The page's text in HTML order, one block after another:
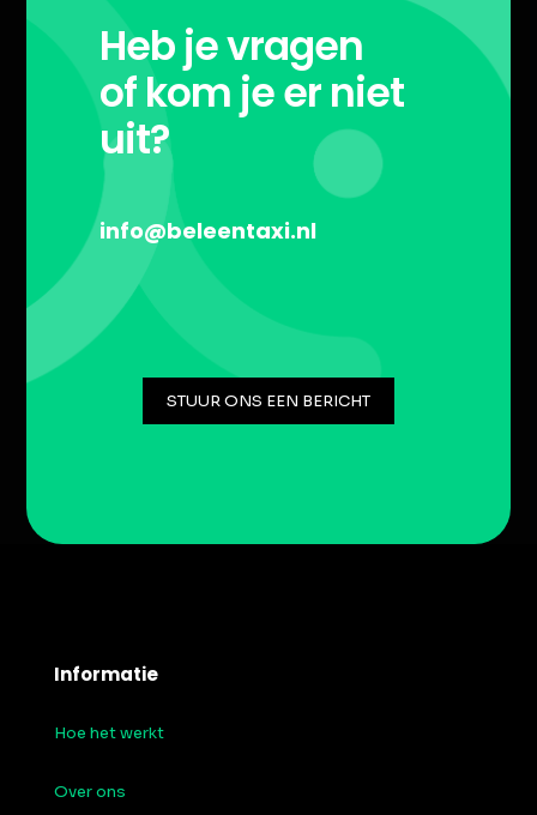
Heb je vragen
of kom je er niet
uit?
info@beleentaxi.nl
STUUR ONS EEN BERICHT
Informatie
Hoe het werkt
Over ons